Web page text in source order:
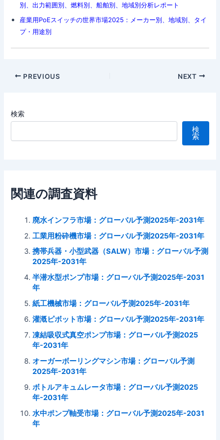
別、出力範囲別、燃料別、船舶別、地域別分析レポート
産業用PoEスイッチの世界市場2025：メーカー別、地域別、タイ
プ・用途別
Post
PREVIOUS NEXT
検索
検
索
関連の調査資料
廃水インフラ市場：グローバル予測2025年-2031年
工業用粉砕機市場：グローバル予測2025年-2031年
携帯兵器・小型武器（SALW）市場：グローバル予測
2025年-2031年
半潜水型ポンプ市場：グローバル予測2025年-2031
年
紙工機械市場：グローバル予測2025年-2031年
灌漑ピボット市場：グローバル予測2025年-2031年
凍結吸収式真空ポンプ市場：グローバル予測2025
年-2031年
オーガーボーリングマシン市場：グローバル予測
2025年-2031年
ボトルアキュムレータ市場：グローバル予測2025
年-2031年
水中ポンプ軸受市場：グローバル予測2025年-2031
年